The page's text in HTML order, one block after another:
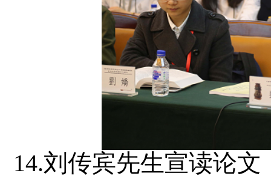
14.刘传宾先生宣读论